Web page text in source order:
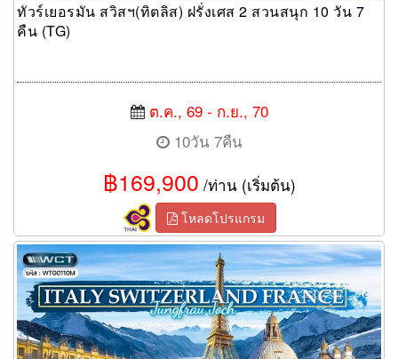
ทัวร์เยอรมัน สวิสฯ(ทิตลิส) ฝรั่งเศส 2 สวนสนุก 10 วัน 7
คืน (TG)
ต.ค., 69 - ก.ย., 70
10วัน 7คืน
฿169,900 /ท่าน (เริ่มต้น)
โหลดโปรแกรม
ทัวร์อิตาลี สวิตเซอร์แลนด์ ฝรั่งเศส 10 วัน 7 คืน (TG)